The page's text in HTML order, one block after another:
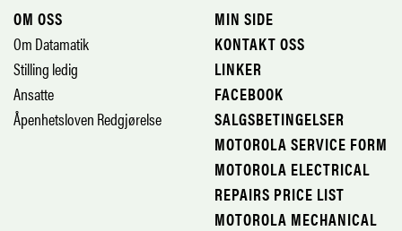
OM OSS
Om Datamatik
Stilling ledig
Ansatte
Åpenhetsloven Redgjørelse
MIN SIDE
KONTAKT OSS
LINKER
FACEBOOK
SALGSBETINGELSER
MOTOROLA SERVICE FORM
MOTOROLA ELECTRICAL
REPAIRS PRICE LIST
MOTOROLA MECHANICAL